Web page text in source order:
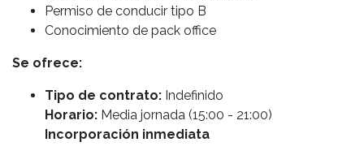
Permiso de conducir tipo B
Conocimiento de pack office
Se ofrece:
Tipo de contrato: Indefinido
Horario: Media jornada (15:00 - 21:00)
Incorporación inmediata